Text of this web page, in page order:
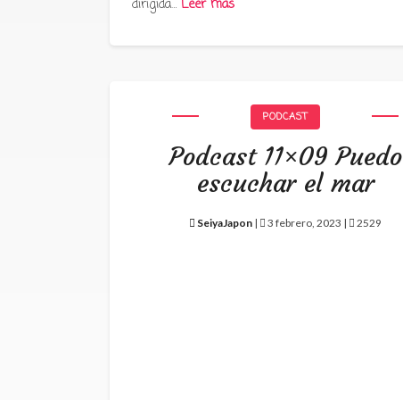
dirigida… Leer más
PODCAST
Podcast 11×09 Puedo
escuchar el mar
SeiyaJapon | 3 febrero, 2023 | 2529